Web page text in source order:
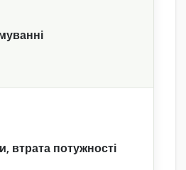
втрата потужності